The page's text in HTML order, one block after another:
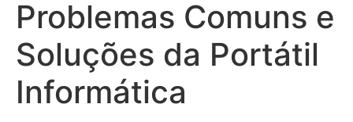
Problemas Comuns e
Soluções da Portátil
Informática